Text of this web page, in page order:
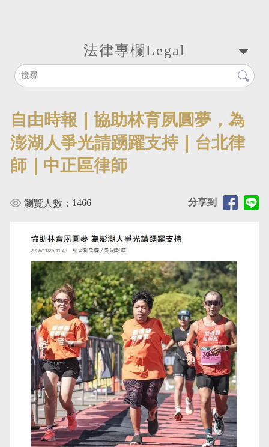
法律專欄Legal
自由時報｜協助林育夙圓夢，為
澎湖人爭光請踴躍支持｜台北律
師｜中正區律師
分享到
瀏覽人數： 1466